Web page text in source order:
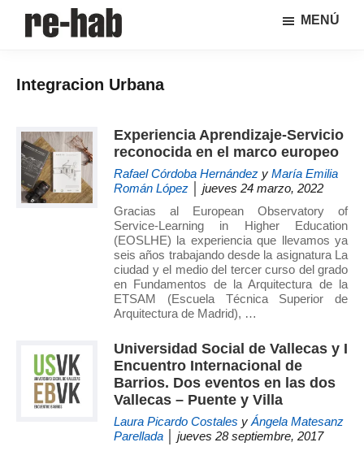
lateral
│
Crisis
rehabilitación
y
regeneración
difusión
sobre
la
adaptación
de
del Grupo
de
Investigación
MENÚ
Integracion Urbana
Experiencia Aprendizaje-Servicio
reconocida en el marco europeo
Rafael Córdoba Hernández y María Emilia
Román López │ jueves 24 marzo, 2022
Gracias al European Observatory of
Service-Learning in Higher Education
(EOSLHE) la experiencia que llevamos ya
seis años trabajando desde la asignatura La
ciudad y el medio del tercer curso del grado
en Fundamentos de la Arquitectura de la
ETSAM (Escuela Técnica Superior de
Arquitectura de Madrid), …
Universidad Social de Vallecas y I
Encuentro Internacional de
Barrios. Dos eventos en las dos
Vallecas – Puente y Villa
Laura Picardo Costales y Ángela Matesanz
Parellada │ jueves 28 septiembre, 2017